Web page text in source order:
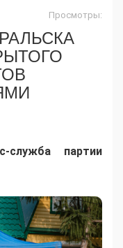
Просмотры:
партии